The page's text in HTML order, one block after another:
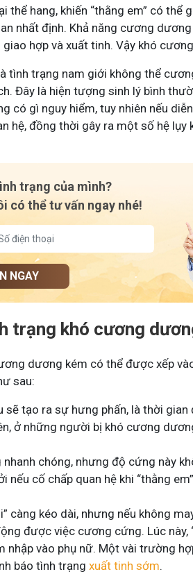
hang, khiến “thằng em” có thể
nhất định. Khả năng cương dương
hợp và xuất tinh. Vậy khó
tình trạng nam giới không thể
Đây là hiện tượng sinh lý bình
có gì nguy hiểm, tuy nhiên nếu
hệ, đồng thời gây ra một số hệ lụy
trạng của mình?
có thể tư vấn ngay nhé!
NGAY
trạng khó cương
dương kém có thể được xếp
sau:
tạo ra sự hưng phấn, là thời gian
ở những người bị khó cương
chóng, nhưng độ cứng này
nếu cố chấp quan hệ khi “thằng
càng kéo dài, nhưng nếu không
được việc cương cứng. Lúc này,
nhập vào phụ nữ. Một vài trường
báo tình trạng xuất tinh sớm.
về chuyện thuốc Nam, về
và cách chăm sóc bản
Cộng đồng cho
Tuấn tôi học
động linh hoạt.